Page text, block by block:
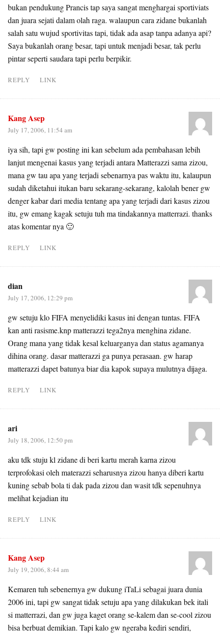
bukan pendukung Prancis tap saya sangat menghargai sportiviats
dan juara sejati dalam olah raga. walaupun cara zidane bukanlah
salah satu wujud sportivitas tapi, tidak ada asap tanpa adanya api?
Saya bukanlah orang besar, tapi untuk menjadi besar, tak perlu
pintar seperti saudara tapi perlu berpikir.
REPLY LINK
Kang Asep
July 17, 2006, 11:54 am
iya sih, tapi gw posting ini kan sebelum ada pembahasan lebih
lanjut mengenai kasus yang terjadi antara Matterazzi sama zizou,
mana gw tau apa yang terjadi sebenarnya pas waktu itu, kalaupun
sudah diketahui itukan baru sekarang-sekarang, kalolah bener gw
denger kabar dari media tentang apa yang terjadi dari kasus zizou
itu, gw emang kagak setuju tuh ma tindakannya matterrazi. thanks
atas komentar nya 🙂
REPLY LINK
dian
July 17, 2006, 12:29 pm
gw setuju klo FIFA menyelidiki kasus ini dengan tuntas. FIFA
kan anti rasisme.knp matterazzi tega2nya menghina zidane.
Orang mana yang tidak kesal keluarganya dan status agamanya
dihina orang. dasar matterazzi ga punya perasaan. gw harap
matterazzi dapet batunya biar dia kapok supaya mulutnya dijaga.
REPLY LINK
ari
July 18, 2006, 12:50 pm
aku tdk stuju kl zidane di beri kartu merah karna zizou
terprofokasi oleh materazzi seharusnya zizou hanya diberi kartu
kuning sebab bola ti dak pada zizou dan wasit tdk sepenuhnya
melihat kejadian itu
REPLY LINK
Kang Asep
July 19, 2006, 8:44 am
Kemaren tuh sebenernya gw dukung iTaLi sebagai juara dunia
2006 ini, tapi gw sangat tidak setuju apa yang dilakukan bek itali
si matterrazi, dan gw juga kaget orang se-kalem dan se-cool zizou
bisa berbuat demikian. Tapi kalo gw ngeraba kediri sendiri,